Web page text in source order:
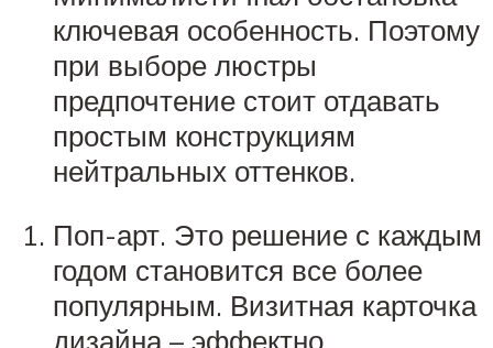
ключевая особенность. Поэтому
при выборе люстры
предпочтение стоит отдавать
простым конструкциям
нейтральных оттенков.
Поп-арт. Это решение с каждым
годом становится все более
популярным. Визитная карточка
дизайна – эффектно